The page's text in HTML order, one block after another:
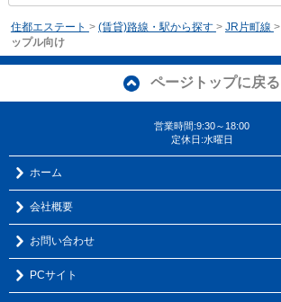
住都エステート > (賃貸)路線・駅から探す > JR片町線 >
ップル向け
ページトップに戻る
営業時間:9:30～18:00
定休日:水曜日
ホーム
会社概要
お問い合わせ
PCサイト